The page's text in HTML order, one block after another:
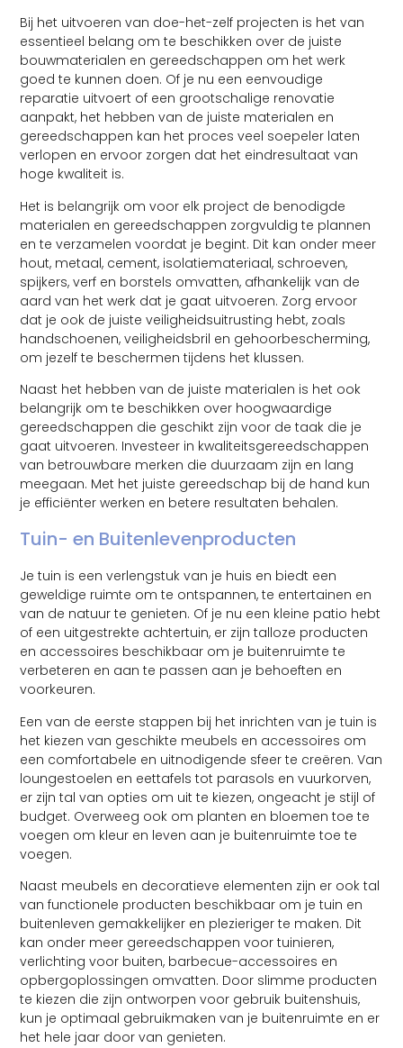
Bij het uitvoeren van doe-het-zelf projecten is het van
essentieel belang om te beschikken over de juiste
bouwmaterialen en gereedschappen om het werk
goed te kunnen doen. Of je nu een eenvoudige
reparatie uitvoert of een grootschalige renovatie
aanpakt, het hebben van de juiste materialen en
gereedschappen kan het proces veel soepeler laten
verlopen en ervoor zorgen dat het eindresultaat van
hoge kwaliteit is.
Het is belangrijk om voor elk project de benodigde
materialen en gereedschappen zorgvuldig te plannen
en te verzamelen voordat je begint. Dit kan onder meer
hout, metaal, cement, isolatiemateriaal, schroeven,
spijkers, verf en borstels omvatten, afhankelijk van de
aard van het werk dat je gaat uitvoeren. Zorg ervoor
dat je ook de juiste veiligheidsuitrusting hebt, zoals
handschoenen, veiligheidsbril en gehoorbescherming,
om jezelf te beschermen tijdens het klussen.
Naast het hebben van de juiste materialen is het ook
belangrijk om te beschikken over hoogwaardige
gereedschappen die geschikt zijn voor de taak die je
gaat uitvoeren. Investeer in kwaliteitsgereedschappen
van betrouwbare merken die duurzaam zijn en lang
meegaan. Met het juiste gereedschap bij de hand kun
je efficiënter werken en betere resultaten behalen.
Tuin- en Buitenlevenproducten
Je tuin is een verlengstuk van je huis en biedt een
geweldige ruimte om te ontspannen, te entertainen en
van de natuur te genieten. Of je nu een kleine patio hebt
of een uitgestrekte achtertuin, er zijn talloze producten
en accessoires beschikbaar om je buitenruimte te
verbeteren en aan te passen aan je behoeften en
voorkeuren.
Een van de eerste stappen bij het inrichten van je tuin is
het kiezen van geschikte meubels en accessoires om
een comfortabele en uitnodigende sfeer te creëren. Van
loungestoelen en eettafels tot parasols en vuurkorven,
er zijn tal van opties om uit te kiezen, ongeacht je stijl of
budget. Overweeg ook om planten en bloemen toe te
voegen om kleur en leven aan je buitenruimte toe te
voegen.
Naast meubels en decoratieve elementen zijn er ook tal
van functionele producten beschikbaar om je tuin en
buitenleven gemakkelijker en plezieriger te maken. Dit
kan onder meer gereedschappen voor tuinieren,
verlichting voor buiten, barbecue-accessoires en
opbergoplossingen omvatten. Door slimme producten
te kiezen die zijn ontworpen voor gebruik buitenshuis,
kun je optimaal gebruikmaken van je buitenruimte en er
het hele jaar door van genieten.